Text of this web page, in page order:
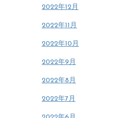
2022年12月
2022年11月
2022年10月
2022年9月
2022年8月
2022年7月